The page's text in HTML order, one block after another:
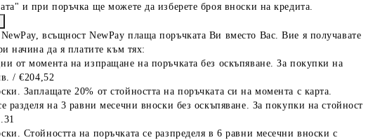
и при поръчка ще можете да изберете броя вноски на кредита.
всъщност NewPay плаща поръчката Ви вместо Вас. Вие я получавате
начина да я платите към тях:
от момента на изпращане на поръчката без оскъпяване. За покупки на
/ €204,52
Заплащате 20% от стойността на поръчката си на момента с карта.
разделя на 3 равни месечни вноски без оскъпяване. За покупки на стойност
Стойността на поръчката се разпределя в 6 равни месечни вноски с